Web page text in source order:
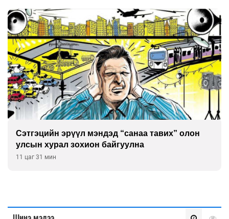
Сэтгэцийн эрүүл мэндэд “санаа тавих” олон
улсын хурал зохион байгуулна
11 цаг 31 мин